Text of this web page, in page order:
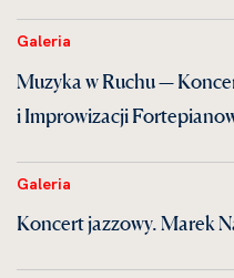
Galeria
Muzyka w Ruchu —
i Improwizacji
Galeria
Koncert jazzowy. Marek